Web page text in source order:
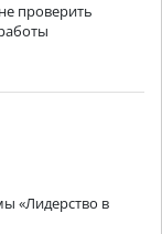
проверить
«Лидерство в